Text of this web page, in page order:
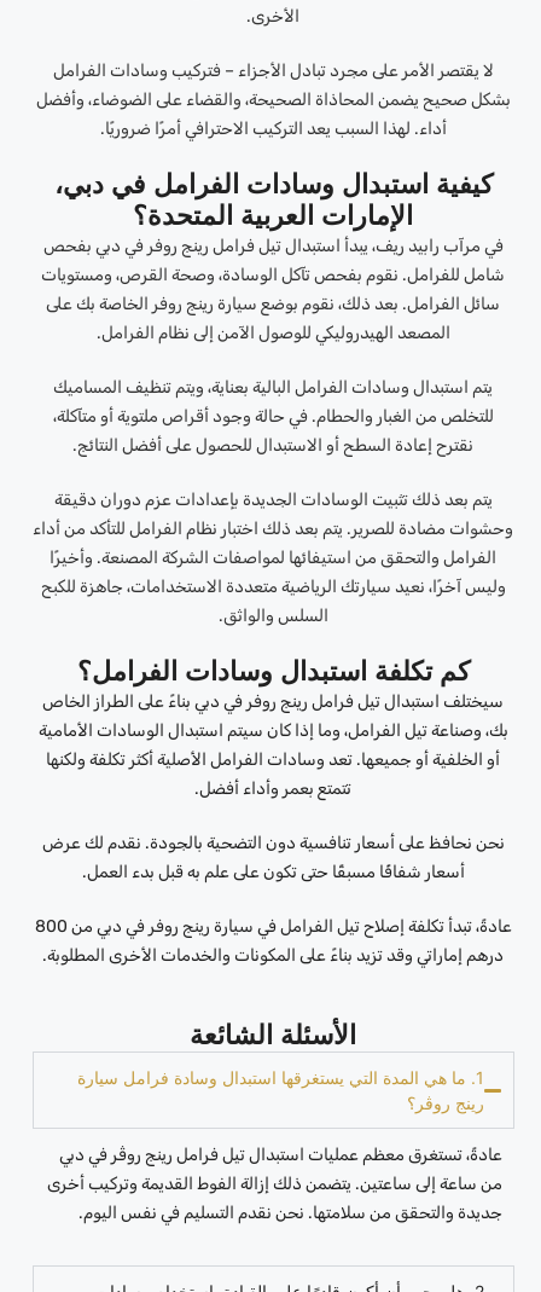
الأخرى.
لا يقتصر الأمر على مجرد تبادل الأجزاء – فتركيب وسادات الفرامل
بشكل صحيح يضمن المحاذاة الصحيحة، والقضاء على الضوضاء، وأفضل
أداء. لهذا السبب يعد التركيب الاحترافي أمرًا ضروريًا.
كيفية استبدال وسادات الفرامل في دبي،
الإمارات العربية المتحدة؟
في مرآب رابيد ريف، يبدأ استبدال تيل فرامل رينج روفر في دبي بفحص
شامل للفرامل. نقوم بفحص تآكل الوسادة، وصحة القرص، ومستويات
سائل الفرامل. بعد ذلك، نقوم بوضع سيارة رينج روفر الخاصة بك على
المصعد الهيدروليكي للوصول الآمن إلى نظام الفرامل.
يتم استبدال وسادات الفرامل البالية بعناية، ويتم تنظيف المساميك
للتخلص من الغبار والحطام. في حالة وجود أقراص ملتوية أو متآكلة،
نقترح إعادة السطح أو الاستبدال للحصول على أفضل النتائج.
يتم بعد ذلك تثبيت الوسادات الجديدة بإعدادات عزم دوران دقيقة
وحشوات مضادة للصرير. يتم بعد ذلك اختبار نظام الفرامل للتأكد من أداء
الفرامل والتحقق من استيفائها لمواصفات الشركة المصنعة. وأخيرًا
وليس آخرًا، نعيد سيارتك الرياضية متعددة الاستخدامات، جاهزة للكبح
السلس والواثق.
كم تكلفة استبدال وسادات الفرامل؟
سيختلف استبدال تيل فرامل رينج روفر في دبي بناءً على الطراز الخاص
بك، وصناعة تيل الفرامل، وما إذا كان سيتم استبدال الوسادات الأمامية
أو الخلفية أو جميعها. تعد وسادات الفرامل الأصلية أكثر تكلفة ولكنها
تتمتع بعمر وأداء أفضل.
نحن نحافظ على أسعار تنافسية دون التضحية بالجودة. نقدم لك عرض
أسعار شفافًا مسبقًا حتى تكون على علم به قبل بدء العمل.
عادةً، تبدأ تكلفة إصلاح تيل الفرامل في سيارة رينج روفر في دبي من 800
درهم إماراتي وقد تزيد بناءً على المكونات والخدمات الأخرى المطلوبة.
الأسئلة الشائعة
1. ما هي المدة التي يستغرقها استبدال وسادة فرامل سيارة
رينج روڤر؟
عادةً، تستغرق معظم عمليات استبدال تيل فرامل رينج روڤر في دبي
من ساعة إلى ساعتين. يتضمن ذلك إزالة الفوط القديمة وتركيب أخرى
جديدة والتحقق من سلامتها. نحن نقدم التسليم في نفس اليوم.